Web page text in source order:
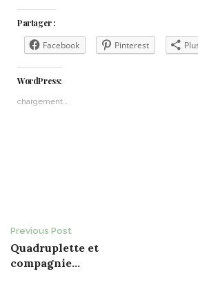
Partager :
Facebook Pinterest
WordPress:
chargement…
Post
navigation
Previous Post
Quadruplette et
compagnie…